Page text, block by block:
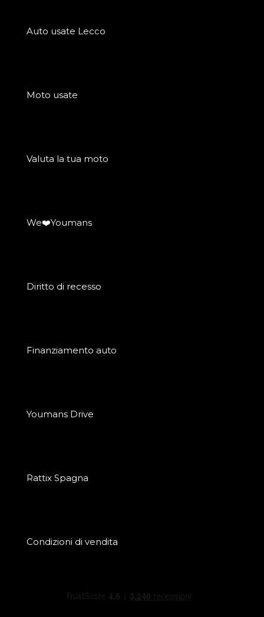
Auto usate Lecco
Moto usate
Valuta la tua moto
We❤️Youmans
Diritto di recesso
Finanziamento auto
Youmans Drive
Rattix Spagna
Condizioni di vendita